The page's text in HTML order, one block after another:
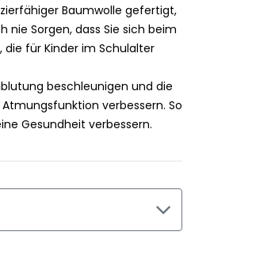
Baumwolle gefertigt,
nie Sorgen, dass Sie sich beim
die für Kinder im Schulalter
beschleunigen und die
verbessern. So
Gesundheit verbessern.